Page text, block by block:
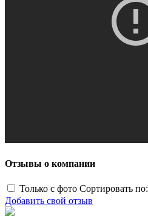
Отзывы о компании
Только с фото Сортировать по:
Добавить свой отзыв